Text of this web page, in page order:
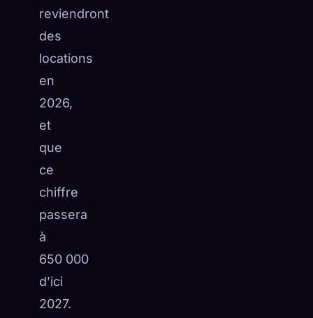
reviendront
des
locations
en
2026,
et
que
ce
chiffre
passera
à
650 000
d’ici
2027.